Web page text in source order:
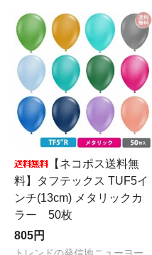
【ネコポス送料無
料】タフテックス TUF5イ
ンチ(13cm) メタリックカ
ラー 50枚
805円